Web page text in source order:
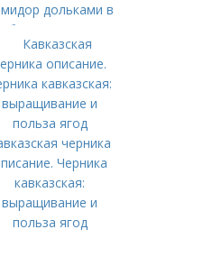
дольками в
собственном соку
черника
Черника
кавказская:
выращивание и
польза ягод